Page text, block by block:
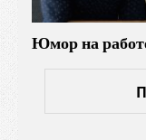
Юмор на